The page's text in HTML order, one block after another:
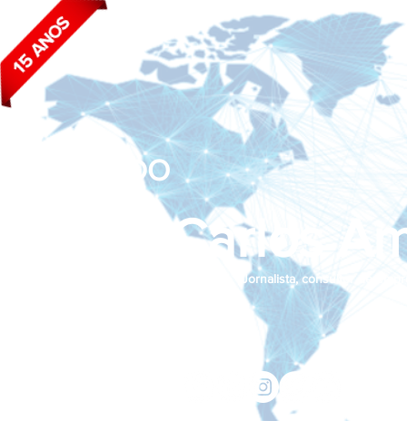
João Carlos
BLOG DO
Jornalista, consultor de